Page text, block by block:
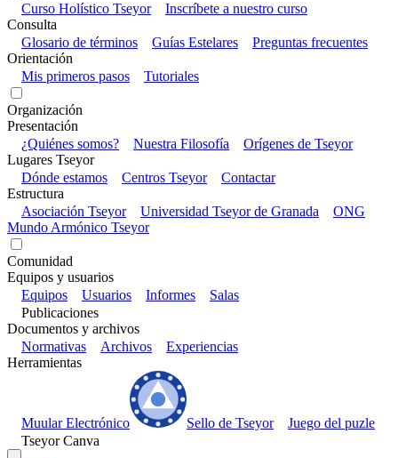
Curso Holístico Tseyor
Inscríbete a nuestro curso
Consulta
Glosario de términos
Guías Estelares
Preguntas frecuentes
Orientación
Mis primeros pasos
Tutoriales
Organización
Presentación
¿Quiénes somos?
Nuestra Filosofía
Orígenes de Tseyor
Lugares Tseyor
Dónde estamos
Centros Tseyor
Contactar
Estructura
Asociación Tseyor
Universidad Tseyor de Granada
ONG
Mundo Armónico Tseyor
Comunidad
Equipos y usuarios
Equipos
Usuarios Informes
Salas
Publicaciones
Documentos y archivos
Normativas
Archivos
Experiencias
Herramientas
Muular Electrónico Sello de Tseyor
Juego del puzle
Tseyor Canva